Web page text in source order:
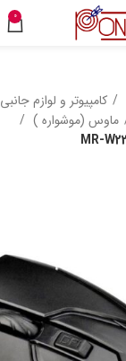
0
کامپیوتر و لوازم جانبی
ماوس (موشواره )
ترب پی